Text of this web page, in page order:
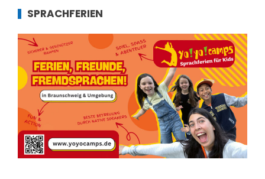
SPRACHFERIEN